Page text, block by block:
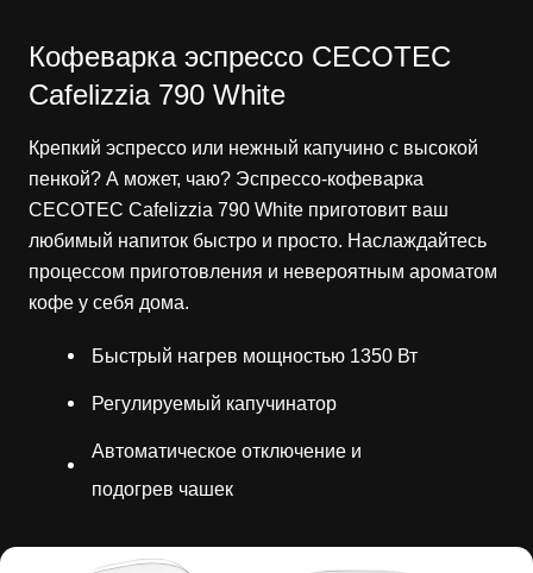
Кофеварка эспрессо CECOTEC
Cafelizzia 790 White
Крепкий эспрессо или нежный капучино с высокой
пенкой? А может, чаю? Эспрессо-кофеварка
CECOTEC Cafelizzia 790 White приготовит ваш
любимый напиток быстро и просто. Наслаждайтесь
процессом приготовления и невероятным ароматом
кофе у себя дома.
Быстрый нагрев мощностью 1350 Вт
Регулируемый капучинатор
Автоматическое отключение и
подогрев чашек